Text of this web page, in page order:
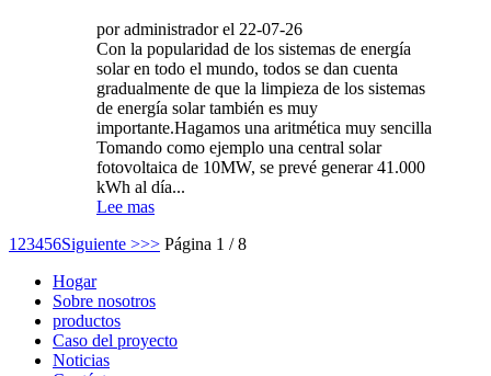
por administrador el 22-07-26
Con la popularidad de los sistemas de energía
solar en todo el mundo, todos se dan cuenta
gradualmente de que la limpieza de los sistemas
de energía solar también es muy
importante.Hagamos una aritmética muy sencilla
Tomando como ejemplo una central solar
fotovoltaica de 10MW, se prevé generar 41.000
kWh al día...
Lee mas
1 23456Siguiente >>> Página 1 / 8
Hogar
Sobre nosotros
productos
Caso del proyecto
Noticias